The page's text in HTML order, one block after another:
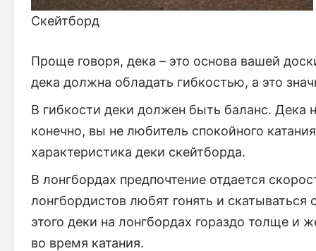
Скейтборд
Проще говоря, дека – это основа вашей
дека должна обладать гибкостью, а это
В гибкости деки должен быть баланс.
конечно, вы не любитель спокойного
характеристика деки скейтборда.
В лонгбордах предпочтение отдается
лонгбордистов любят гонять и
этого деки на лонгбордах гораздо толще и
во время катания.